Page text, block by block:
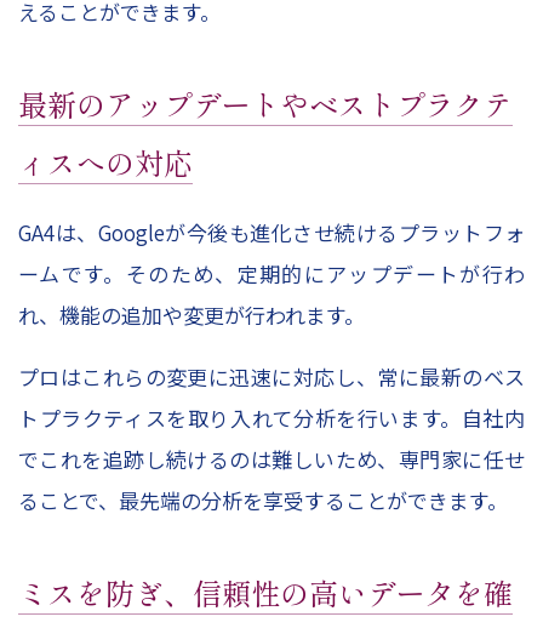
えることができます。
最新のアップデートやベストプラクテ
ィスへの対応
GA4は、Googleが今後も進化させ続けるプラットフォ
ームです。そのため、定期的にアップデートが行わ
れ、機能の追加や変更が行われます。
プロはこれらの変更に迅速に対応し、常に最新のベス
トプラクティスを取り入れて分析を行います。自社内
でこれを追跡し続けるのは難しいため、専門家に任せ
ることで、最先端の分析を享受することができます。
ミスを防ぎ、信頼性の高いデータを確